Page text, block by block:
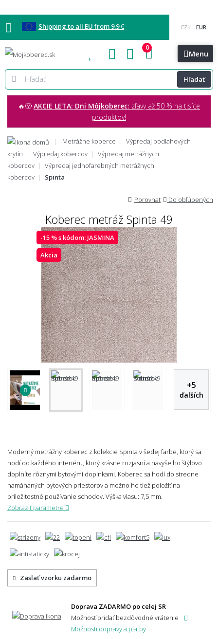
Shipping to all EU from 9.9 €
Blog Kontakt Menu
Hľadať
0
🔥😮 AKCIE LETA: Dni Môjkoberec: zľavy až 50 % na tisíce
produktov!
Metrážne koberce
Výpredaj podlahových
krytín
Výpredaj kobercov
Výpredaj metrážnych
kobercov
Výpredaj jednofarebných metrážnych
kobercov
Spinta
Porovnat Do obľúbených
Koberec metráž Spinta 49
-15 % s kódom: JASMINA
Akcia
+5
ďalších
Moderný metrážny koberec z kolekcie Spinta v šedej farbe, ktorý sa
hodí do každého interiéru, ktorý krásne rozjasní a navyše ho štýlovo
doplníte rôznymi bytovými doplnkami. Koberec sa hodí do stredne
namáhaných bytových priestorov a možno ho tiež položiť na
príležitostné používanie schodov. Výška vlasu: 7,5 mm.
Zobraziť parametre
Zaslať vzorku zadarmo
Doprava ZADARMO po celej SR
Možnosť pridať bezdôvodné vrátenie
Možnosti dopravy a platby